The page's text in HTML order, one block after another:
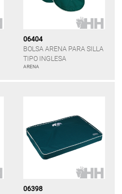
06404
BOLSA ARENA PARA SILLA
TIPO INGLESA
ARENA
06398